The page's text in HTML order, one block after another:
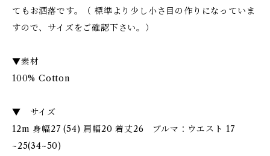
てもお洒落です。（ 標準より少し小さ目の作りになっていま
すので、サイズをご確認下さい。）
▼素材
100% Cotton
▼ サイズ
12m 身幅27 (54) 肩幅20 着丈26 ブルマ：ウエスト 17
~25(34~50)